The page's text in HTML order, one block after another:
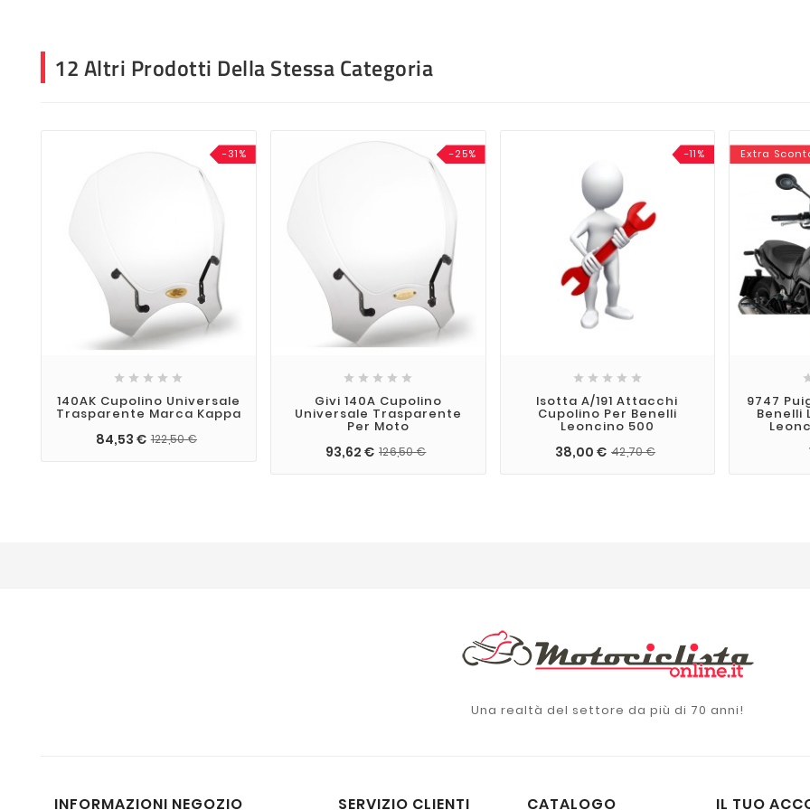
12 Altri Prodotti Della Stessa Categoria
-31%
    
140AK Cupolino Universale
Trasparente Marca Kappa
84,53 € 122,50 €
-25%
    
Givi 140A Cupolino
Universale Trasparente
Per Moto
93,62 € 126,50 €
-11%
    
Isotta A/191 Attacchi
Cupolino Per Benelli
Leoncino 500
38,00 € 42,70 €
Extra
9747
Benelli
Una realtà del settore da più di 70 anni!
INFORMAZIONI NEGOZIO SERVIZIO CLIENTI CATALOGO IL TUO